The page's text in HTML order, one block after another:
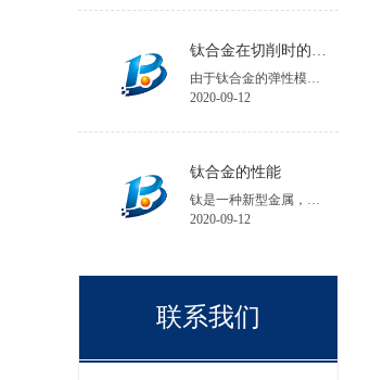
钛合金在切削时的注意事项
由于钛合金的弹性模量小，工件在加工中的夹紧变形和受力变形大，会降低工件的加工精度；工件安装时夹紧力不宜过大，必要时可增加辅助支承。
2020-09-12
钛合金的性能
钛是一种新型金属，钛的性能与所含碳、氮、氢、氧等杂质含量有关，碘化钛杂质含量不超过0.1%。
2020-09-12
联系我们